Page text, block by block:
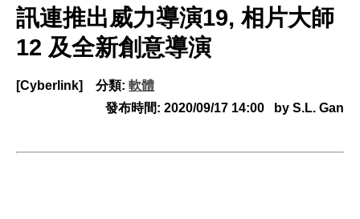
訊連推出威力導演19, 相片大師
12 及全新創意導演
[Cyberlink] 分類: 軟體
發布時間: 2020/09/17 14:00 by S.L. Gan